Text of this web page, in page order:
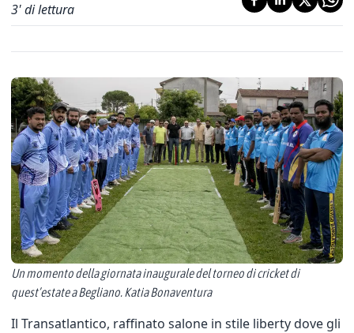
3' di lettura
Un momento della giornata inaugurale del torneo di cricket di
quest’estate a Begliano. Katia Bonaventura
Il Transatlantico, raffinato salone in stile liberty dove gli